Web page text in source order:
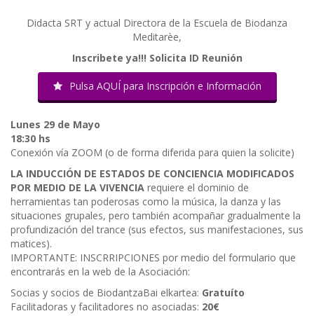
Didacta SRT y actual Directora de la Escuela de Biodanza
Meditarèe,
Inscribete ya!!! Solicita ID Reunión
Pulsa AQUÍ para Inscripción e Información
Lunes 29 de Mayo
18:30 hs
Conexión vía ZOOM (o de forma diferida para quien la solicite)
LA INDUCCIÓN DE ESTADOS DE CONCIENCIA MODIFICADOS
POR MEDIO DE LA VIVENCIA requiere el dominio de
herramientas tan poderosas como la música, la danza y las
situaciones grupales, pero también acompañar gradualmente la
profundización del trance (sus efectos, sus manifestaciones, sus
matices).
IMPORTANTE: INSCRRIPCIONES por medio del formulario que
encontrarás en la web de la Asociación:
Socias y socios de BiodantzaBai elkartea: Gratuíto
Facilitadoras y facilitadores no asociadas: 20€